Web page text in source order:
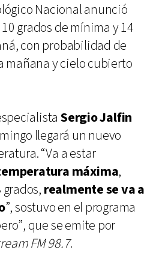
Nacional anunció
grados de mínima y 14
con probabilidad de
mañana y cielo cubierto
Sergio Jalfin
llegará un nuevo
“Va a estar
máxima,
realmente se va a
”, sostuvo en el programa
que se emite por
FM 98.7.